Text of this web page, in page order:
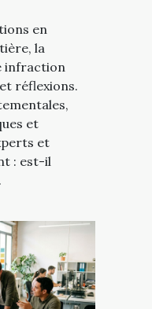
en
la
infraction
réflexions.
et
et
: est-il